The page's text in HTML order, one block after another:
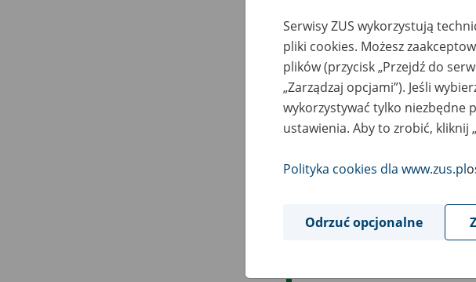
Serwisy ZUS wykorzystują
pliki cookies. Możesz
plików (przycisk „Przejdź do
„Zarządzaj opcjami”). Jeśli
wykorzystywać tylko niezbędne
ustawienia. Aby to zrobić, kliknij
Polityka cookies dla www.zus.pl
Odrzuć opcjonalne